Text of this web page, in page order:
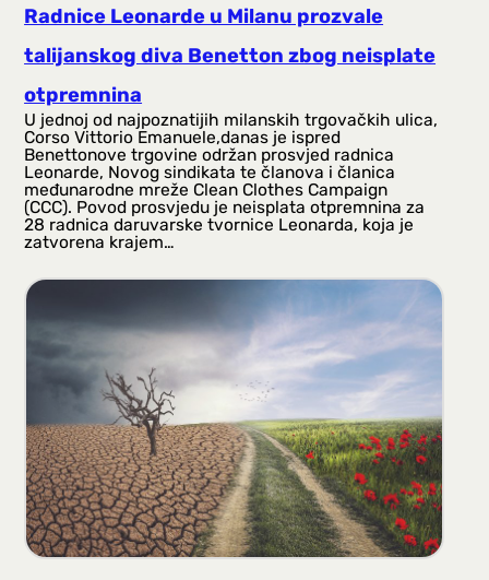
Radnice Leonarde u Milanu prozvale
talijanskog diva Benetton zbog neisplate
otpremnina
U jednoj od najpoznatijih milanskih trgovačkih ulica,
Corso Vittorio Emanuele,danas je ispred
Benettonove trgovine održan prosvjed radnica
Leonarde, Novog sindikata te članova i članica
međunarodne mreže Clean Clothes Campaign
(CCC). Povod prosvjedu je neisplata otpremnina za
28 radnica daruvarske tvornice Leonarda, koja je
zatvorena krajem…